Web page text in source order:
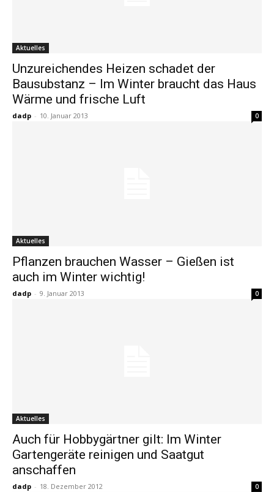
Aktuelles
Unzureichendes Heizen schadet der
Bausubstanz – Im Winter braucht das Haus
Wärme und frische Luft
dadp - 10. Januar 2013 0
Aktuelles
Pflanzen brauchen Wasser – Gießen ist
auch im Winter wichtig!
dadp - 9. Januar 2013 0
Aktuelles
Auch für Hobbygärtner gilt: Im Winter
Gartengeräte reinigen und Saatgut
anschaffen
dadp - 18. Dezember 2012 0